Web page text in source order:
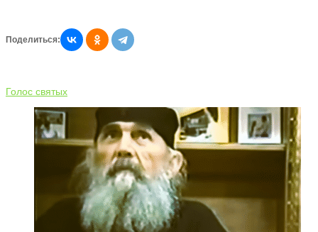
Поделиться:
Голос святых